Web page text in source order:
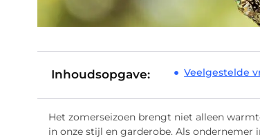
Inhoudsopgave: Veelgestelde
Het zomerseizoen brengt niet alleen
in onze stijl en garderobe. Als ondernemer